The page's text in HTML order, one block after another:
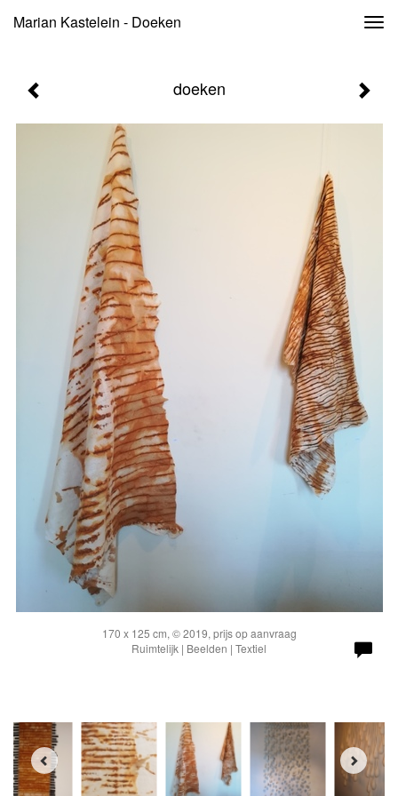
Marian Kastelein - Doeken
doeken
170 x 125 cm, © 2019, prijs op aanvraag
Ruimtelijk | Beelden | Textiel